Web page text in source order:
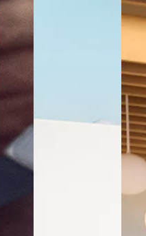
satış teklifi değildir ve Bayi
("Toyota”) adına bir taahhüt
tarafından belirlenmekte
fiyatlarını belirleme
sorumluluğu
satışlarına esas teşkil
Bayiden öğrenilmesi
soru veya şikayetlerinizi ilanı
destek almanız
doğruluğu ya da güncelliği
Toyota’nın ilana konu
ilgili bakım, kaza veya başka bir
bulunmamaktadır. Müşteri,
bakımından Toyota'nın
veya menfi herhangi bir zarar
hatasız olması için her türlü
da oluşabilecek hatalar ile